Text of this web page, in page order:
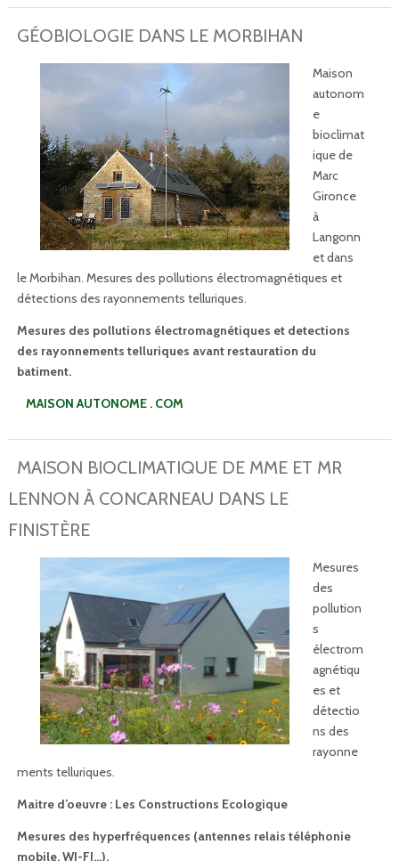
GÉOBIOLOGIE DANS LE MORBIHAN
Maison
autonom
e
bioclimat
ique de
Marc
Gironce
à
Langonn
et dans
le Morbihan. Mesures des pollutions électromagnétiques et
détections des rayonnements telluriques.
Mesures des pollutions électromagnétiques et detections
des rayonnements telluriques avant restauration du
batiment.
MAISON AUTONOME . COM
MAISON BIOCLIMATIQUE DE MME ET MR
LENNON À CONCARNEAU DANS LE
FINISTÈRE
Mesures
des
pollution
s
électrom
agnétiqu
es et
détectio
ns des
rayonne
ments telluriques.
Maitre d’oeuvre : Les Constructions Ecologique
Mesures des hyperfréquences (antennes relais téléphonie
mobile, WI-FI…).